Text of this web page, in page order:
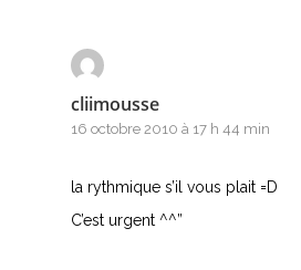
cliimousse
16 octobre 2010 à 17 h 44 min
la rythmique s’il vous plait =D
C’est urgent ^^”